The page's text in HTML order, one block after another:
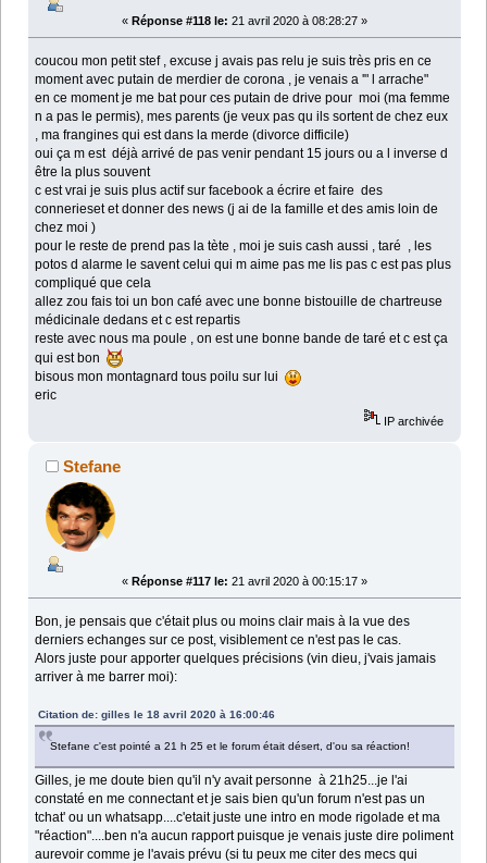
« Réponse #118 le: 21 avril 2020 à 08:28:27 »
coucou mon petit stef , excuse j avais pas relu je suis très pris en ce
moment avec putain de merdier de corona , je venais a '" l arrache"
en ce moment je me bat pour ces putain de drive pour moi (ma femme
n a pas le permis), mes parents (je veux pas qu ils sortent de chez eux
, ma frangines qui est dans la merde (divorce difficile)
oui ça m est déjà arrivé de pas venir pendant 15 jours ou a l inverse d
être la plus souvent
c est vrai je suis plus actif sur facebook a écrire et faire des
connerieset et donner des news (j ai de la famille et des amis loin de
chez moi )
pour le reste de prend pas la tète , moi je suis cash aussi , taré , les
potos d alarme le savent celui qui m aime pas me lis pas c est pas plus
compliqué que cela
allez zou fais toi un bon café avec une bonne bistouille de chartreuse
médicinale dedans et c est repartis
reste avec nous ma poule , on est une bonne bande de taré et c est ça
qui est bon
bisous mon montagnard tous poilu sur lui
eric
IP archivée
Stefane
« Réponse #117 le: 21 avril 2020 à 00:15:17 »
Bon, je pensais que c'était plus ou moins clair mais à la vue des
derniers echanges sur ce post, visiblement ce n'est pas le cas.
Alors juste pour apporter quelques précisions (vin dieu, j'vais jamais
arriver à me barrer moi):
Citation de: gilles le 18 avril 2020 à 16:00:46
Stefane c'est pointé a 21 h 25 et le forum était désert, d'ou sa réaction!
Gilles, je me doute bien qu'il n'y avait personne à 21h25...je l'ai
constaté en me connectant et je sais bien qu'un forum n'est pas un
tchat' ou un whatsapp....c'etait juste une intro en mode rigolade et ma
"réaction"....ben n'a aucun rapport puisque je venais juste dire poliment
aurevoir comme je l'avais prévu (si tu peux me citer des mecs qui